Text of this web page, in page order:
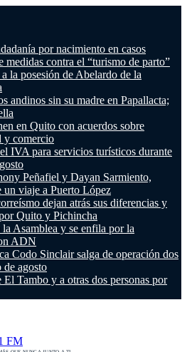
por nacimiento en casos
medidas contra el “turismo de parto”
la posesión de Abelardo de la
andinos sin su madre en Papallacta;
en Quito con acuerdos sobre
y comercio
IVA para servicios turísticos durante
Peñafiel y Dayan Sarmiento,
un viaje a Puerto López
dejan atrás sus diferencias y
Quito y Pichincha
Asamblea y se enfila por la
ADN
Codo Sinclair salga de operación dos
de agosto
Tambo y a otras dos personas por